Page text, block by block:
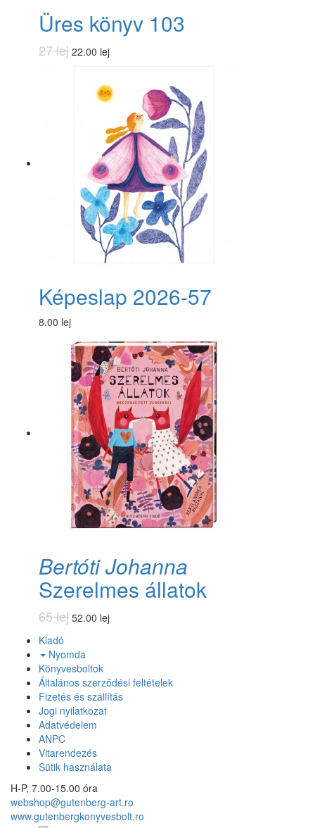
Üres könyv 103
27 lej 22.00 lej
Képeslap 2026-57
8.00 lej
Bertóti Johanna
Szerelmes állatok
65 lej 52.00 lej
Kiadó
Nyomda
Könyvesboltok
Általános szerződési feltételek
Fizetés és szállítás
Jogi nyilatkozat
Adatvédelem
ANPC
Vitarendezés
Sütik használata
H-P, 7.00-15.00 óra
webshop@gutenberg-art.ro
www.gutenbergkonyvesbolt.ro